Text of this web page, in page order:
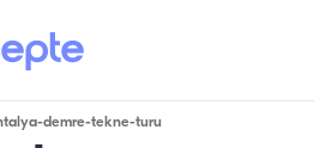
demre-tekne-turu